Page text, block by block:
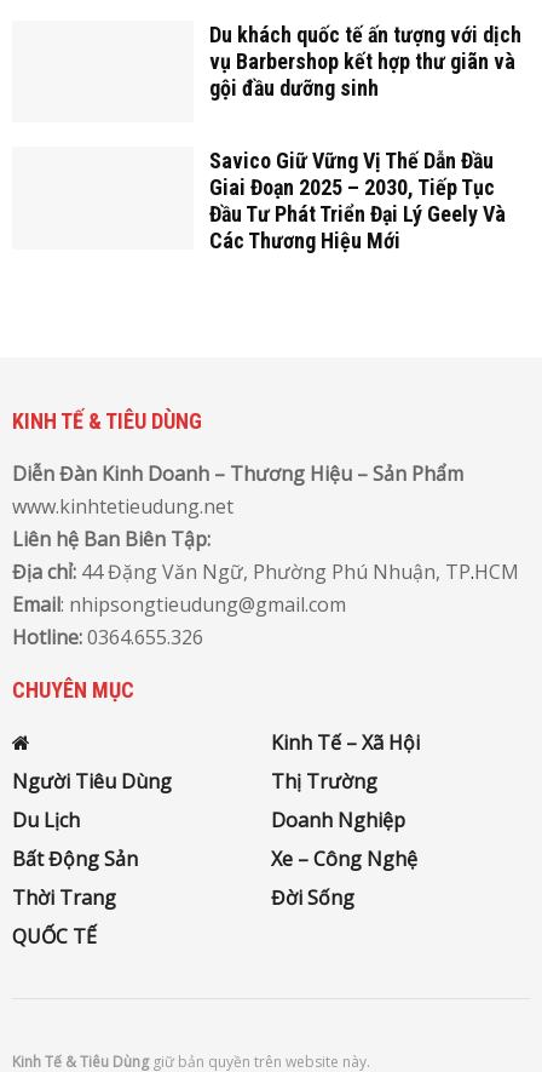
Du khách quốc tế ấn tượng với dịch
vụ Barbershop kết hợp thư giãn và
gội đầu dưỡng sinh
Savico Giữ Vững Vị Thế Dẫn Đầu
Giai Đoạn 2025 – 2030, Tiếp Tục
Đầu Tư Phát Triển Đại Lý Geely Và
Các Thương Hiệu Mới
KINH TẾ & TIÊU DÙNG
Diễn Đàn Kinh Doanh – Thương Hiệu – Sản Phẩm
www.kinhtetieudung.net
Liên hệ Ban Biên Tập:
Địa chỉ: 44 Đặng Văn Ngữ, Phường Phú Nhuận, TP.HCM
Email: nhipsongtieudung@gmail.com
Hotline:0364.655.326
CHUYÊN MỤC
Kinh Tế – Xã Hội
Người Tiêu Dùng
Thị Trường
Du Lịch
Doanh Nghiệp
Bất Động Sản
Xe – Công Nghệ
Thời Trang
Đời Sống
QUỐC TẾ
Kinh Tế & Tiêu Dùnggiữ bản quyền trên website này.